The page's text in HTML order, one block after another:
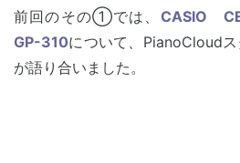
前回のその①では、 CASIO
GP-310について、PianoCloud
が語り合いました。